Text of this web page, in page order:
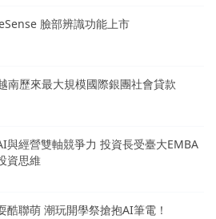
臉部辨識功能上市
南歷來最大規模國際銀團社會貸款
與經營雙軸競爭力 投資長受臺大EMBA
資思維
酷聯萌 潮玩開學祭搶抱AI筆電！